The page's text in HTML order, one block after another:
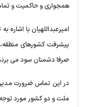
همجواری و حاکمیت و
امیرعبداللهیان با
پیشرفت کشورهای
صرفا دشمنان سود می
در این تماس ضرورت
ملت و دو کشور مورد